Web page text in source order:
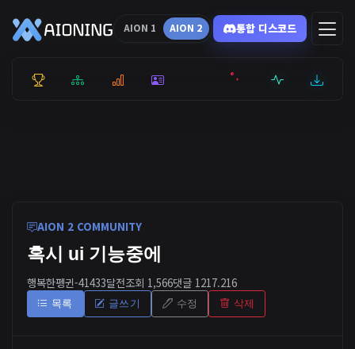
AION 1 AION 2 통합 디스코드
통합 순위리더보드통계 캐릭터 서버현황최근기록잉미
AION 2 COMMUNITY
혹시 ui 기능중에
행복한펭귄-41433달전조회 1,566댓글 1 217.216
목록 글쓰기 수정 삭제